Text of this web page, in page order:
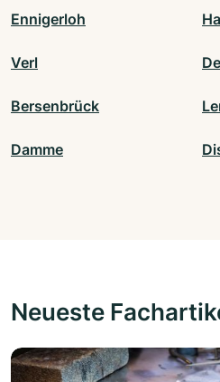
Ennigerloh
Verl
Bersenbrück
Damme
Neueste